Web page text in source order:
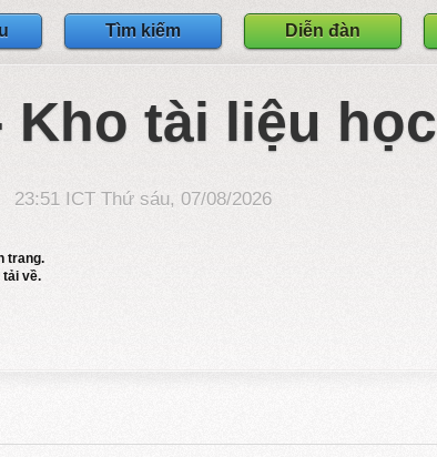
Tìm kiếm Diễn đàn
Kho tài liệu
23:51 ICT Thứ sáu, 07/08/2026
trang.
tải về.